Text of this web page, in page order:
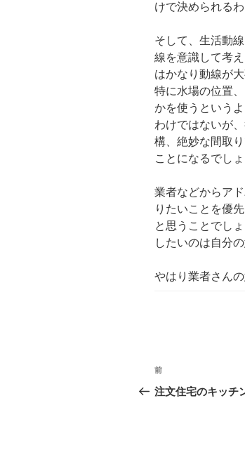
けで決められる
そして、生活動
線を意識して考
はかなり動線が大
特に水場の位置
かを使うという
わけではないが
構、絶妙な間取
ことになるでしょ
業者などからア
りたいことを優
と思うことでし
したいのは自分
やはり業者さん
投
稿
前
の
前
注文住宅のキッチ